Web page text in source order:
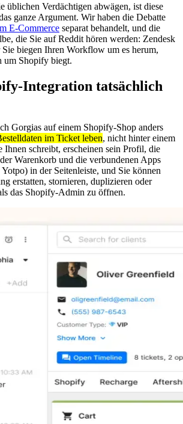
üblichen Verdächtigen abwägen, ist diese
ganze Argument. Wir haben die Debatte
E-Commerce separat behandelt, und die
die Sie auf Reddit hören werden: Zendesk
Sie biegen Ihren Workflow um es herum,
um Shopify biegt.
Integration tatsächlich
Gorgias auf einem Shopify-Shop anders
im Ticket leben, nicht hinter einem
Ihnen schreibt, erscheinen sein Profil, die
Warenkorb und die verbundenen Apps
in der Seitenleiste, und Sie können
erstatten, stornieren, duplizieren oder
das Shopify-Admin zu öffnen.